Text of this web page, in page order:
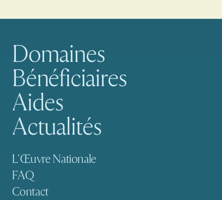
Navigation principale
Domaines
Bénéficiaires
Aides
Actualités
Navigation secondaire
L'Œuvre Nationale
FAQ
Contact